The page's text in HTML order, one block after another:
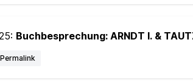
Buchbesprechung: ARNDT I. &
Permalink